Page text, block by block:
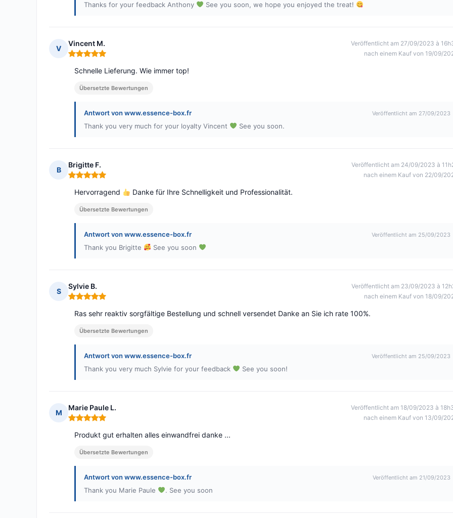
Thanks for your feedback Anthony See you soon, we hope you enjoyed the treat!
V
Vincent M.
Hinweis: 5 von 5
Veröffentlicht am 27/09/2023 à
nach einem Kauf von 19/09/
Schnelle Lieferung. Wie immer top!
Übersetzte Bewertungen
Antwort von www.essence-box.fr Veröffentlicht am 27/09/2023
Thank you very much for your loyalty Vincent See you soon.
B
Brigitte F.
Hinweis: 5 von 5
Veröffentlicht am 24/09/2023 à
nach einem Kauf von 22/09/
Hervorragend Danke für Ihre Schnelligkeit und Professionalität.
Übersetzte Bewertungen
Antwort von www.essence-box.fr Veröffentlicht am 25/09/2023
Thank you Brigitte See you soon
S
Sylvie B.
Hinweis: 5 von 5
Veröffentlicht am 23/09/2023 à
nach einem Kauf von 18/09/
Ras sehr reaktiv sorgfältige Bestellung und schnell versendet Danke an Sie ich rate 100%.
Übersetzte Bewertungen
Antwort von www.essence-box.fr Veröffentlicht am 25/09/2023
Thank you very much Sylvie for your feedback See you soon!
M
Marie Paule L.
Hinweis: 5 von 5
Veröffentlicht am 18/09/2023 à
nach einem Kauf von 13/09/
Produkt gut erhalten alles einwandfrei danke ...
Übersetzte Bewertungen
Antwort von www.essence-box.fr Veröffentlicht am 21/09/2023
Thank you Marie Paule . See you soon